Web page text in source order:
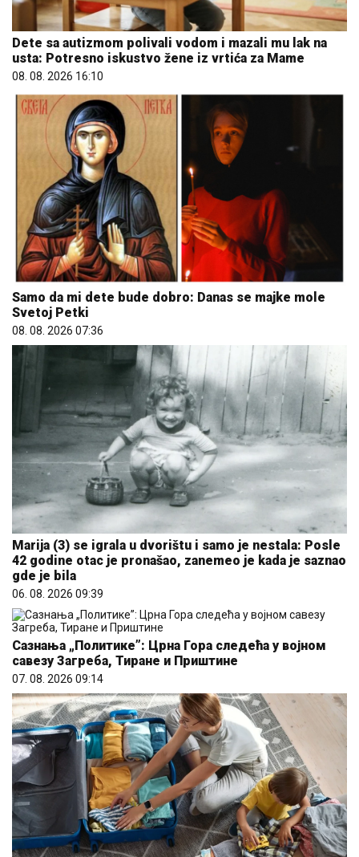
Dete sa autizmom polivali vodom i mazali mu lak na
usta: Potresno iskustvo žene iz vrtića za Mame
08. 08. 2026 16:10
Samo da mi dete bude dobro: Danas se majke mole
Svetoj Petki
08. 08. 2026 07:36
Marija (3) se igrala u dvorištu i samo je nestala: Posle
42 godine otac je pronašao, zanemeo je kada je saznao
gde je bila
06. 08. 2026 09:39
Сазнања „Политике”: Црна Гора следећа у војном
савезу Загреба, Тиране и Приштине
07. 08. 2026 09:14